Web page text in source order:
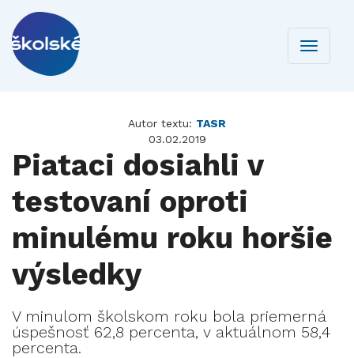
Toggle
Autor textu: TASR
03.02.2019
Piataci dosiahli v
testovaní oproti
minulému roku horšie
výsledky
V minulom školskom roku bola priemerná
úspešnosť 62,8 percenta, v aktuálnom 58,4
percenta.